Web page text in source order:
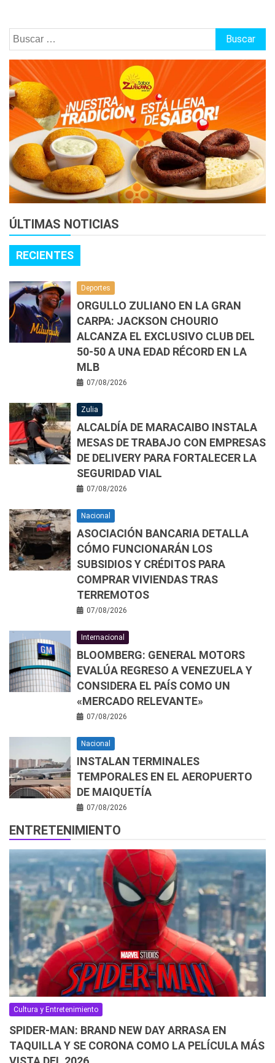
Buscar:
ÚLTIMAS NOTICIAS
RECIENTES
Deportes
ORGULLO ZULIANO EN LA GRAN
CARPA: JACKSON CHOURIO
ALCANZA EL EXCLUSIVO CLUB DEL
50-50 A UNA EDAD RÉCORD EN LA
MLB
07/08/2026
Zulia
ALCALDÍA DE MARACAIBO INSTALA
MESAS DE TRABAJO CON EMPRESAS
DE DELIVERY PARA FORTALECER LA
SEGURIDAD VIAL
07/08/2026
Nacional
ASOCIACIÓN BANCARIA DETALLA
CÓMO FUNCIONARÁN LOS
SUBSIDIOS Y CRÉDITOS PARA
COMPRAR VIVIENDAS TRAS
TERREMOTOS
07/08/2026
Internacional
BLOOMBERG: GENERAL MOTORS
EVALÚA REGRESO A VENEZUELA Y
CONSIDERA EL PAÍS COMO UN
«MERCADO RELEVANTE»
07/08/2026
Nacional
INSTALAN TERMINALES
TEMPORALES EN EL AEROPUERTO
DE MAIQUETÍA
07/08/2026
ENTRETENIMIENTO
Cultura y Entretenimiento
SPIDER-MAN: BRAND NEW DAY ARRASA EN
TAQUILLA Y SE CORONA COMO LA PELÍCULA MÁS